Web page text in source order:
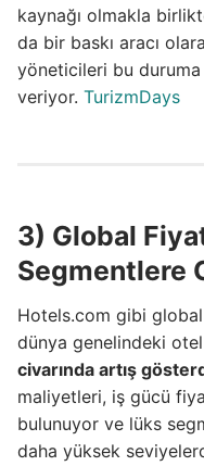
kaynağı olmakla
da bir baskı aracı
yöneticileri bu duruma
veriyor. TurizmDays
3) Global
Segmentlere
Hotels.com gibi
dünya genelindeki
civarında artış
maliyetleri, iş gücü
bulunuyor ve lüks
daha yüksek